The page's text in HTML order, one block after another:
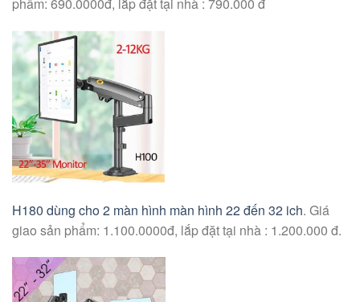
phẩm: 690.0000đ, lắp đặt tại nhà : 790.000 đ
H180 dùng cho 2 màn hình màn hình 22 đến 32 ich. Giá
giao sản phẩm: 1.100.0000đ, lắp đặt tại nhà : 1.200.000 đ.